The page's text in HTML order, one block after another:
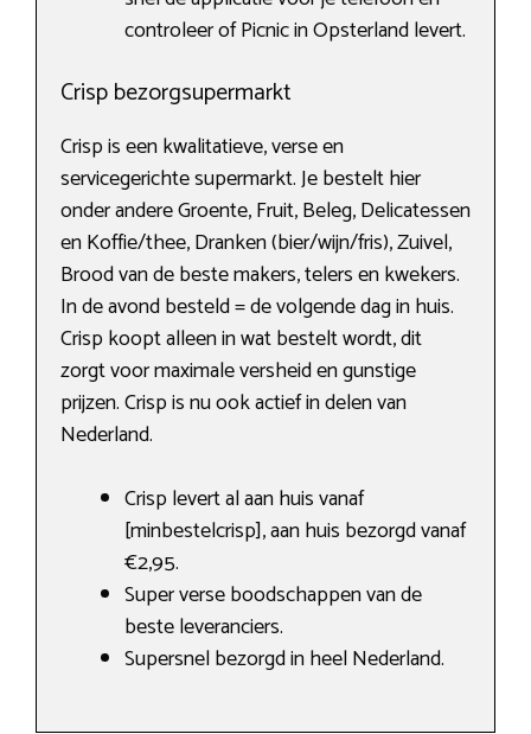
controleer of Picnic in Opsterland levert.
Crisp bezorgsupermarkt
Crisp is een kwalitatieve, verse en
servicegerichte supermarkt. Je bestelt hier
onder andere Groente, Fruit, Beleg, Delicatessen
en Koffie/thee, Dranken (bier/wijn/fris), Zuivel,
Brood van de beste makers, telers en kwekers.
In de avond besteld = de volgende dag in huis.
Crisp koopt alleen in wat bestelt wordt, dit
zorgt voor maximale versheid en gunstige
prijzen. Crisp is nu ook actief in delen van
Nederland.
Crisp levert al aan huis vanaf
[minbestelcrisp], aan huis bezorgd vanaf
€2,95.
Super verse boodschappen van de
beste leveranciers.
Supersnel bezorgd in heel Nederland.